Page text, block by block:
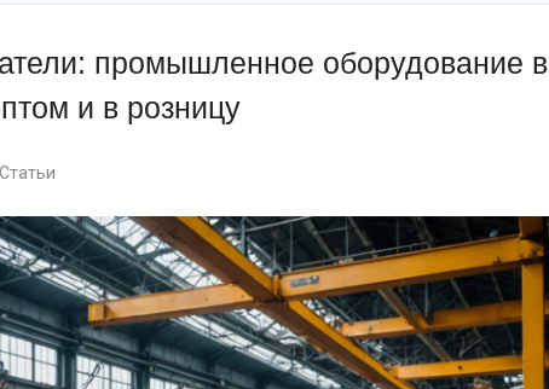
промышленное оборудование в
и в розницу
Статьи